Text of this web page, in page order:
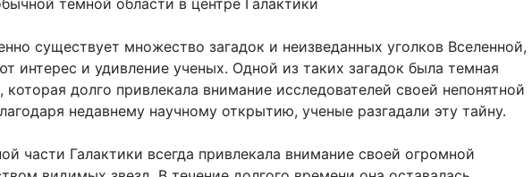
темной области в центре Галактики
существует множество загадок и неизведанных уголков Вселенной,
интерес и удивление ученых. Одной из таких загадок была темная
которая долго привлекала внимание исследователей своей непонятной
недавнему научному открытию, ученые разгадали эту тайну.
части Галактики всегда привлекала внимание своей огромной